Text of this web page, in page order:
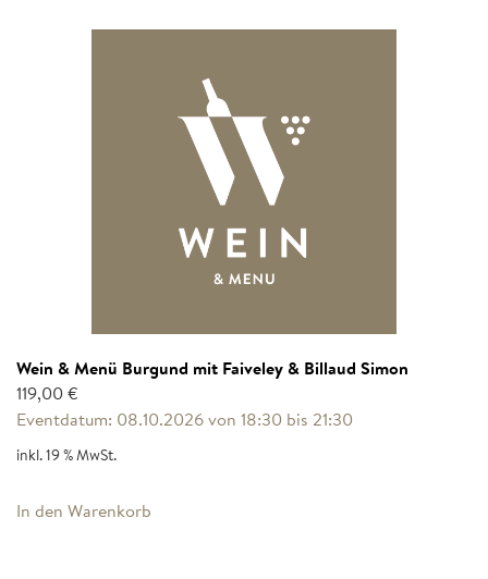
Wein & Menü Burgund mit Faiveley & Billaud Simon
119,00€
Eventdatum: 08.10.2026 von 18:30 bis 21:30
inkl. 19 % MwSt.
In den Warenkorb